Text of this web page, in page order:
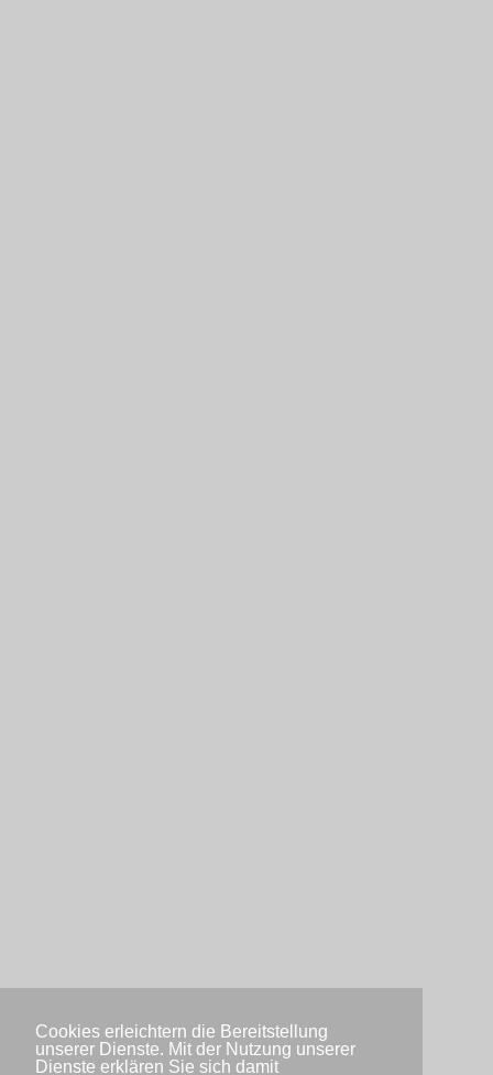
Cookies erleichtern die Bereitstellung
unserer Dienste. Mit der Nutzung unserer
Dienste erklären Sie sich damit